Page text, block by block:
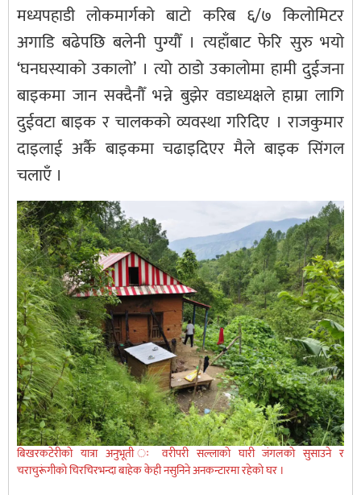
मध्यपहाडी लोकमार्गको बाटो करिब ६/७ किलोमिटर
अगाडि बढेपछि बलेनी पुग्यौँ । त्यहाँबाट फेरि सुरु भयो
‘घनघस्याको उकालो’ । त्यो ठाडो उकालोमा हामी दुईजना
बाइकमा जान सक्दैनौँ भन्ने बुझेर वडाध्यक्षले हाम्रा लागि
दुईवटा बाइक र चालकको व्यवस्था गरिदिए । राजकुमार
दाइलाई अर्कै बाइकमा चढाइदिएर मैले बाइक सिंगल
चलाएँ ।
बिखरकटेरीकाे यात्रा अनुभूती ः वरीपरी सल्लाकाे घारी जंगलकाे सुसाउने र
चराचुरूंगीकाे चिरचिरभन्दा बाहेक केही नसुनिने अनकन्टारमा रहेकाे घर ।